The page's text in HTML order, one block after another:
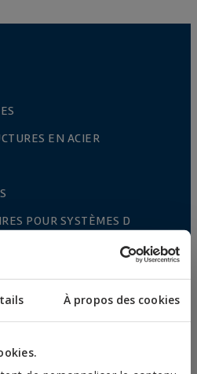
À propos des cookies
EN ACIER
POUR SYSTÈMES D
CREUX
ET CHAÎNES